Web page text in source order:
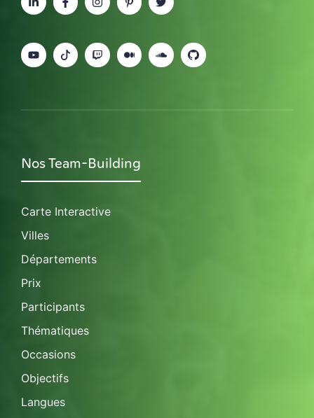
Nos Team-Building
Carte Interactive
Villes
Départements
Prix
Participants
Thématiques
Occasions
Objectifs
Langues